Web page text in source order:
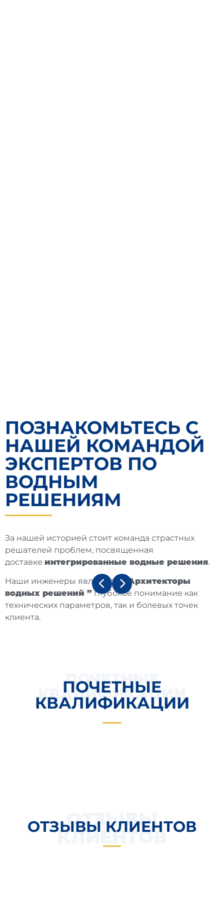
ПОЗНАКОМЬТЕСЬ С
НАШЕЙ КОМАНДОЙ
ЭКСПЕРТОВ ПО
ВОДНЫМ
РЕШЕНИЯМ
За нашей историей стоит команда страстных
решателей проблем, посвященная
доставке интегрированные водные решения.
Наши инженеры являются“ Архитекторы
водных решений ” глубокое понимание как
технических параметров, так и болевых точек
клиента.
ПОЧЕТНЫЕ
КВАЛИФИКАЦИИ
ПОЧЕТНЫЕ
КВАЛИФИКАЦИИ
ОТЗЫВЫ
КЛИЕНТОВ
ОТЗЫВЫ КЛИЕНТОВ